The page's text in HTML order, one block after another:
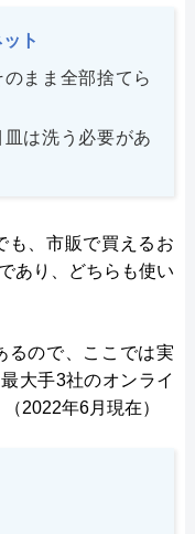
ト
のまま全部捨てら
皿は洗う必要があ
も、市販で買えるお
あり、どちらも使い
るので、ここでは実
大手3社のオンライ
2022年6月現在）